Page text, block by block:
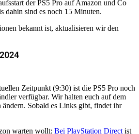
der PS5 Pro auf Amazon und Co
dahin sind es noch 15 Minuten.
bekannt ist, aktualisieren wir den
Zeitpunkt (9:30) ist die PS5 Pro noch
verfügbar. Wir halten euch auf dem
ändern. Sobald es Links gibt, findet ihr
warten wollt: Bei PlayStation Direct ist